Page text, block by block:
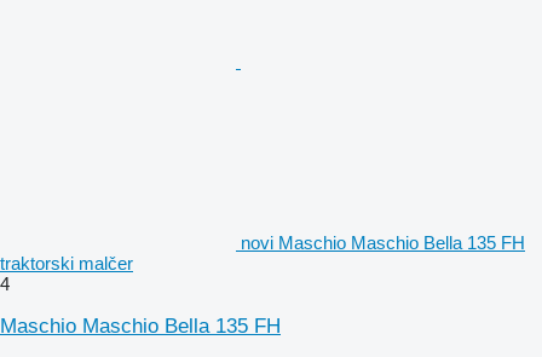
novi Maschio Maschio Bella 135 FH
traktorski malčer
4
Maschio Maschio Bella 135 FH